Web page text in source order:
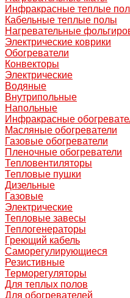
Инфракрасные теплые
Кабельные теплые полы
Нагревательные
Электрические коврики
Обогреватели
Конвекторы
Электрические
Водяные
Внутрипольные
Напольные
Инфракрасные
Масляные обогреватели
Газовые обогреватели
Пленочные обогреватели
Тепловентиляторы
Тепловые пушки
Дизельные
Газовые
Электрические
Тепловые завесы
Теплогенераторы
Греющий кабель
Саморегулирующиеся
Резистивные
Терморегуляторы
Для теплых полов
Для обогревателей